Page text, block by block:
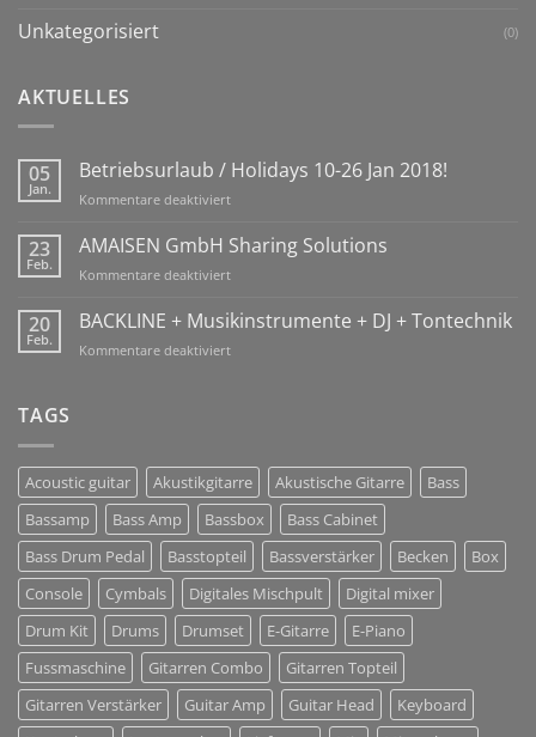
Unkategorisiert (0)
AKTUELLES
05
Jan.
Betriebsurlaub / Holidays 10-26 Jan 2018!
Kommentare deaktiviertfür
/
10-
Jan
23
Feb.
AMAISEN GmbH Sharing Solutions
Kommentare deaktiviertfür
GmbH
Solutions
20
Feb.
BACKLINE + Musikinstrumente + DJ + Tontechnik
Kommentare deaktiviertfür
+
Tontechnik
TAGS
Acoustic guitar Akustikgitarre Akustische Gitarre
Bass
Bassamp
Bass Amp Bassbox
Bass Cabinet
Bass Drum Pedal
Basstopteil Bassverstärker Becken
Box
Console
Cymbals Digitales Mischpult
Digital mixer
Drum Kit
Drums Drumset E-Gitarre
E-Piano
Fussmaschine
Gitarren Combo
Gitarren Topteil
Gitarren Verstärker
Guitar Amp Guitar Head
Keyboard